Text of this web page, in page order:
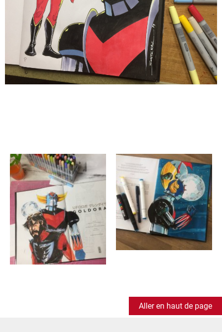
Aller en haut de page